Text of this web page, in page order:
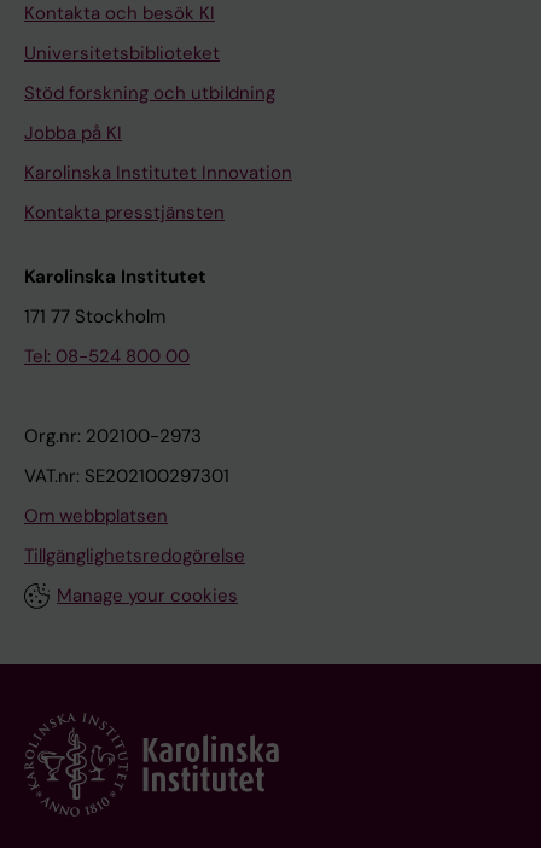
Kontakta och besök KI
Universitetsbiblioteket
Stöd forskning och utbildning
Jobba på KI
Karolinska Institutet Innovation
Kontakta presstjänsten
Karolinska Institutet
171 77 Stockholm
Tel: 08-524 800 00
Org.nr: 202100-2973
VAT.nr: SE202100297301
Om webbplatsen
Tillgänglighetsredogörelse
Manage your cookies